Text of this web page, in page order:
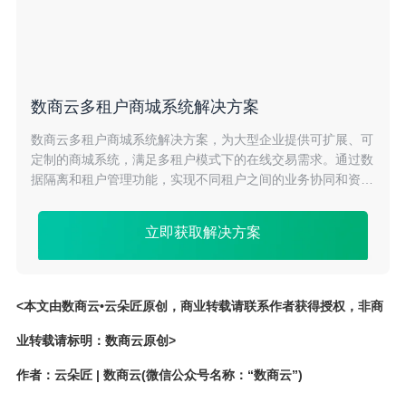
数商云多租户商城系统解决方案
数商云多租户商城系统解决方案，为大型企业提供可扩展、可
定制的商城系统，满足多租户模式下的在线交易需求。通过数
据隔离和租户管理功能，实现不同租户之间的业务协同和资源
立即获取解决方案
<本文由数商云•云朵匠原创，商业转载请联系作者获得授权，非商
业转载请标明：数商云原创>
作者：云朵匠 | 数商云(微信公众号名称：“数商云”)